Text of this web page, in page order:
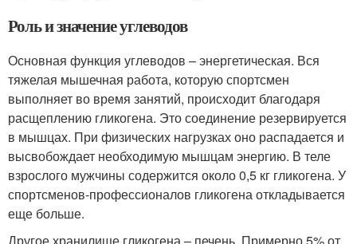
Роль и значение углеводов
Основная функция углеводов – энергетическая. Вся
тяжелая мышечная работа, которую спортсмен
выполняет во время занятий, происходит благодаря
расщеплению гликогена. Это соединение резервируется
в мышцах. При физических нагрузках оно распадается и
высвобождает необходимую мышцам энергию. В теле
взрослого мужчины содержится около 0,5 кг гликогена. У
спортсменов-профессионалов гликогена откладывается
еще больше.